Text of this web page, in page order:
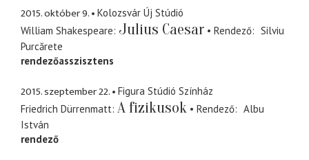
2015. október 9.
Kolozsvár Új Stúdió
William Shakespeare Julius Caesar Rendező
Silviu
Purcărete
rendezőasszisztens
2015. szeptember 22.
Figura Stúdió Színház
Friedrich Dürrenmatt A fizikusok Rendező
Albu
István
rendező